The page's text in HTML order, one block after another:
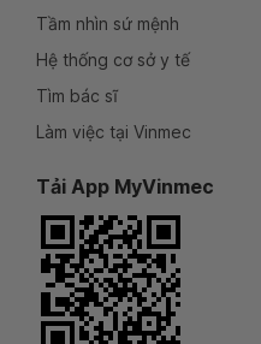
Tầm nhìn sứ mệnh
Hệ thống cơ sở y tế
Tìm bác sĩ
Làm việc tại Vinmec
Tải App MyVinmec